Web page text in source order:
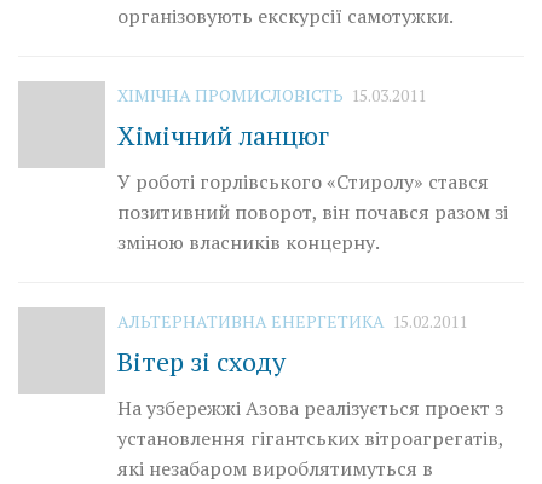
організовують екскурсії самотужки.
ХІМІЧНА ПРОМИСЛОВІСТЬ 15.03.2011
Хімічний ланцюг
У роботі горлівського «Стиролу» стався
позитивний поворот, він почався разом зі
зміною власників концерну.
АЛЬТЕРНАТИВНА ЕНЕРГЕТИКА 15.02.2011
Вітер зі сходу
На узбережжі Азова реалізується проект з
установлення гігантських вітроагрегатів,
які незабаром вироблятимуться в